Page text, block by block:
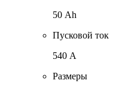
50 Ah
Пусковой ток
540 A
Размеры